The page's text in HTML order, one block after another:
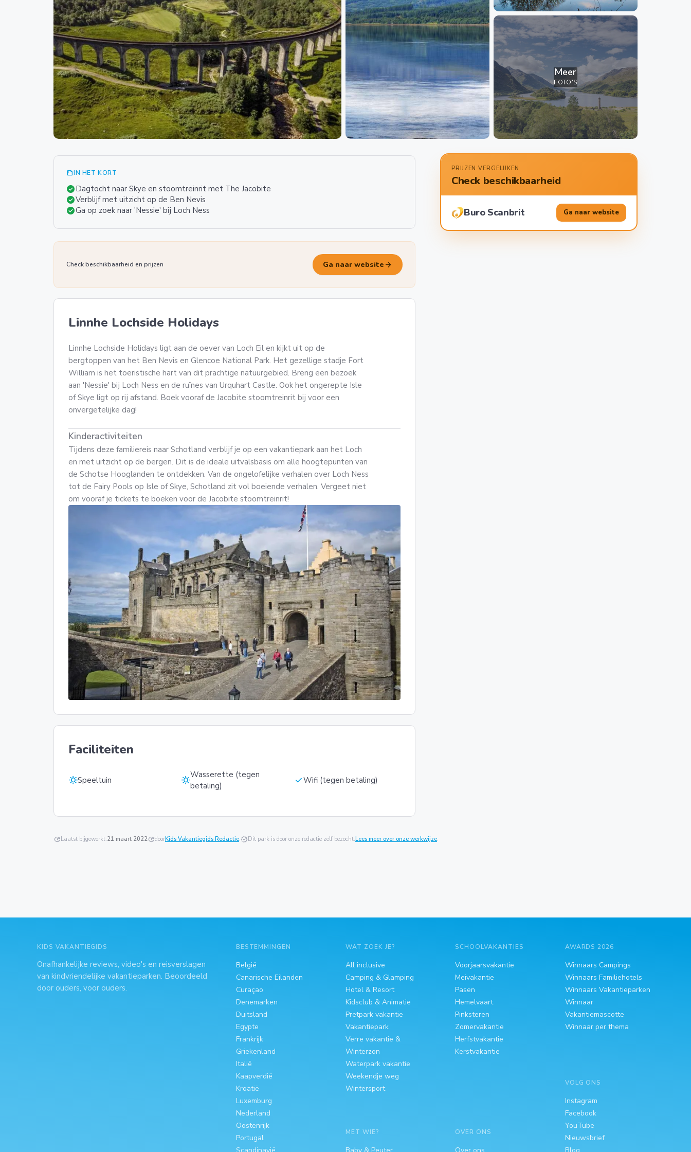
Meer
FOTO'S
summarizeIN HET KORT
check_circleDagtocht naar Skye en stoomtreinrit met The Jacobite
check_circleVerblijf met uitzicht op de Ben Nevis
check_circleGa op zoek naar 'Nessie' bij Loch Ness
PRIJZEN VERGELIJKEN
Check beschikbaarheid
Buro Scanbrit Ga naar website
Check beschikbaarheid en prijzen Ga naar website arrow_forward
Linnhe Lochside Holidays
Linnhe Lochside Holidays ligt aan de oever van Loch Eil en kijkt uit op de
bergtoppen van het Ben Nevis en Glencoe National Park. Het gezellige stadje Fort
William is het toeristische hart van dit prachtige natuurgebied. Breng een bezoek
aan 'Nessie' bij Loch Ness en de ruïnes van Urquhart Castle. Ook het ongerepte Isle
of Skye ligt op rij afstand. Boek vooraf de Jacobite stoomtreinrit bij voor een
onvergetelijke dag!
Kinderactiviteiten
Tijdens deze familiereis naar Schotland verblijf je op een vakantiepark aan het Loch
en met uitzicht op de bergen. Dit is de ideale uitvalsbasis om alle hoogtepunten van
de Schotse Hooglanden te ontdekken. Van de ongelofelijke verhalen over Loch Ness
tot de Fairy Pools op Isle of Skye, Schotland zit vol boeiende verhalen. Vergeet niet
om vooraf je tickets te boeken voor de Jacobite stoomtreinrit!
Faciliteiten
sunnySpeeltuin sunnyWasserette (tegen
betaling)
checkWifi (tegen betaling)
update Laatst bijgewerkt:21 maart 2022updatedoorKids Vakantiegids Redactie.verified Dit park is door onze redactie zelf bezocht. Lees meer over onze werkwijze.
KIDS VAKANTIEGIDS
Onafhankelijke reviews, video's en reisverslagen
van kindvriendelijke vakantieparken. Beoordeeld
door ouders, voor ouders.
BESTEMMINGEN
België
Canarische Eilanden
Curaçao
Denemarken
Duitsland
Egypte
Frankrijk
Griekenland
Italië
Kaapverdië
Kroatië
Luxemburg
Nederland
Oostenrijk
Portugal
WAT ZOEK JE?
All inclusive
Camping & Glamping
Hotel & Resort
Kidsclub & Animatie
Pretpark vakantie
Vakantiepark
Verre vakantie &
Winterzon
Waterpark vakantie
Weekendje weg
Wintersport
MET WIE?
SCHOOLVAKANTIES
Voorjaarsvakantie
Meivakantie
Pasen
Hemelvaart
Pinksteren
Zomervakantie
Herfstvakantie
Kerstvakantie
OVER ONS
AWARDS 2026
Winnaars Campings
Winnaars Familiehotels
Winnaars Vakantieparken
Winnaar
Vakantiemascotte
Winnaar per thema
VOLG ONS
Instagram
Facebook
YouTube
Nieuwsbrief